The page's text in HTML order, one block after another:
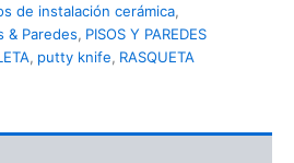
de instalación cerámica,
& Paredes, PISOS Y PAREDES
, putty knife, RASQUETA